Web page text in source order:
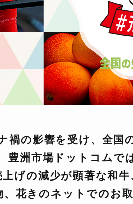
禍の影響を受け、全国
豊洲市場ドットコムで
上げの減少が顕著な和
、花きのネットでのお